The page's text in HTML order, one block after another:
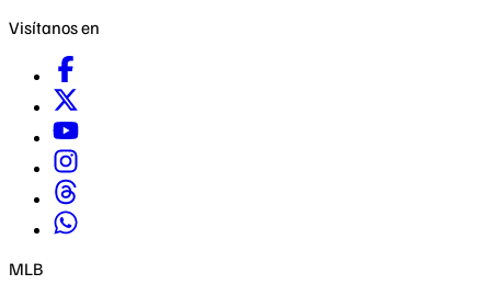
Visítanos en
MLB